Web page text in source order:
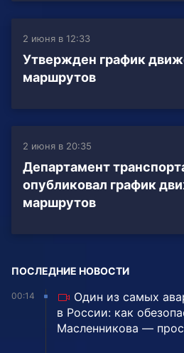
2 июня в 12:33
Утвержден график
маршрутов
2 июня в 20:35
Департамент
опубликовал график
маршрутов
ПОСЛЕДНИЕ НОВОСТИ
00:14
Один из самых
в России: как
Масленникова —